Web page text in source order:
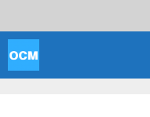
al
contenido